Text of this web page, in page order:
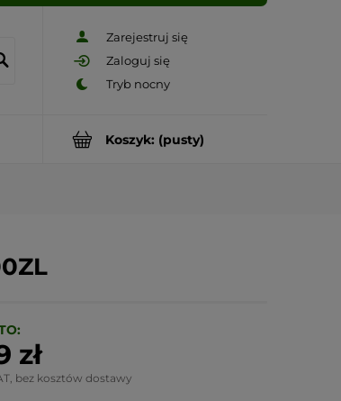
Zarejestruj się
Zaloguj się
Koszyk: (pusty)
zł
bez kosztów dostawy